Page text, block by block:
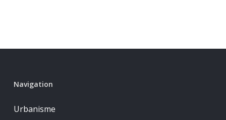
Navigation
Urbanisme